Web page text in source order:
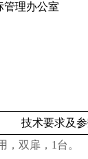
管理办公室
技术要求及
，双扉， 1 台。